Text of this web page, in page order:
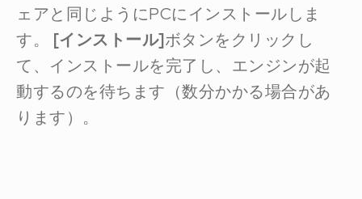
ェアと同じようにPCにインストールしま
す。
[インストール]ボタンをクリックし
て、インストールを完了し、エンジンが起
動するのを待ちます（数分かかる場合があ
ります）。